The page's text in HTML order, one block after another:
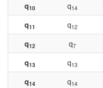
q10 q14
q11 q12
q12 q7
q13 q13
q14 q14